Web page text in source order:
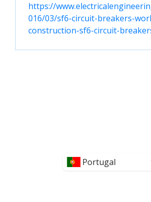
https://
016/03/sf6-circuit-breakers-
construction-sf6-circuit-
Portugal